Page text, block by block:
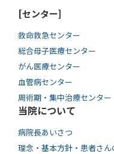
[センター]
救命救急センター
総合母子医療センター
がん医療センター
血管病センター
周術期・集中治療センター
当院について
病院長あいさつ
理念・基本方針・患者さ